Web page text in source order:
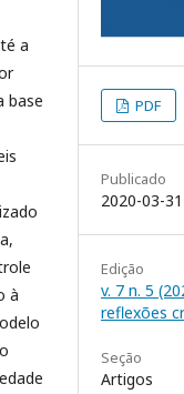
a
base
à
PDF
Publicado
2020-03-31
Edição
v. 7 n. 5
reflexões
Seção
Artigos